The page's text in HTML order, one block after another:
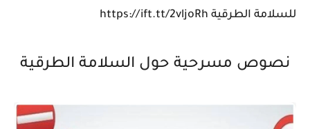
للسلامة الطرقية https://ift.tt/2vljoRh
نصوص مسرحية حول السلامة الطرقية